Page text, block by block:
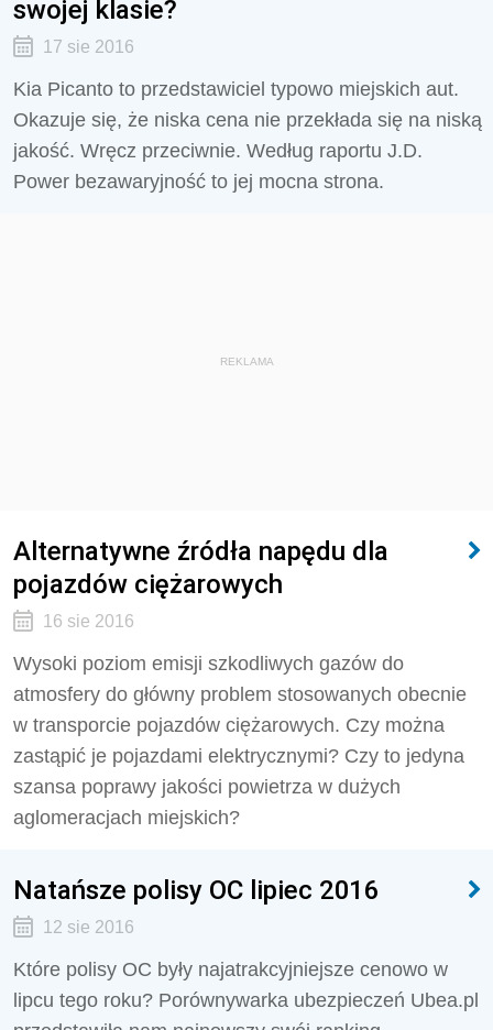
swojej klasie?
17 sie 2016
Kia Picanto to przedstawiciel typowo miejskich aut.
Okazuje się, że niska cena nie przekłada się na niską
jakość. Wręcz przeciwnie. Według raportu J.D.
Power bezawaryjność to jej mocna strona.
REKLAMA
Alternatywne źródła napędu dla
pojazdów ciężarowych
16 sie 2016
Wysoki poziom emisji szkodliwych gazów do
atmosfery do główny problem stosowanych obecnie
w transporcie pojazdów ciężarowych. Czy można
zastąpić je pojazdami elektrycznymi? Czy to jedyna
szansa poprawy jakości powietrza w dużych
aglomeracjach miejskich?
Natańsze polisy OC lipiec 2016
12 sie 2016
Które polisy OC były najatrakcyjniejsze cenowo w
lipcu tego roku? Porównywarka ubezpieczeń Ubea.pl